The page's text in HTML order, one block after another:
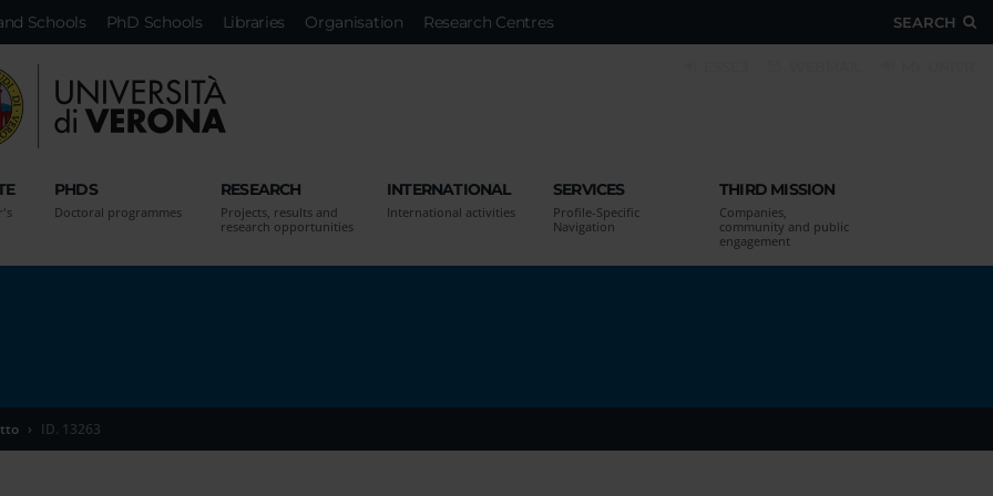
SEARCH
Schools PhD Schools Libraries Organisation Research Centres
PHDS
Doctoral programmes
RESEARCH
Projects, results and
research opportunities
INTERNATIONAL
International activities
SERVICES
Profile-Specific
Navigation
THIRD MISSION
Companies,
community and public
engagement
ID. 13263